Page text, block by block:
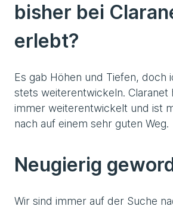
bisher bei
erlebt?
Es gab Höhen und Tiefen, doch
stets weiterentwickeln. Claranet
immer weiterentwickelt und ist
nach auf einem sehr guten Weg.
Neugierig
Wir sind immer auf der Suche